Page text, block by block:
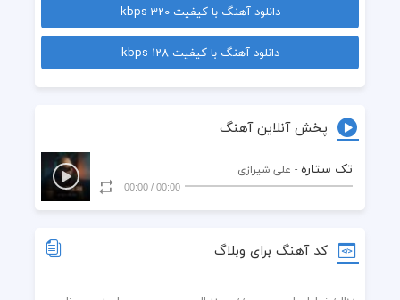
دانلود آهنگ با کیفیت 320 kbps
دانلود آهنگ با کیفیت 128 kbps
پخش آنلاین آهنگ
تک ستاره - علی شیرازی
00:00
/
00:00
کد آهنگ برای وبلاگ